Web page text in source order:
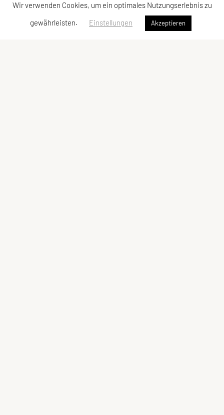
Wir verwenden Cookies, um ein optimales Nutzungserlebnis zu
gewährleisten.
Einstellungen Akzeptieren